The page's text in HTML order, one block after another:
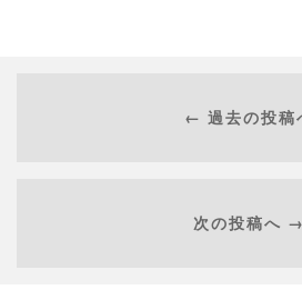
← 過去の投稿
次の投稿へ →